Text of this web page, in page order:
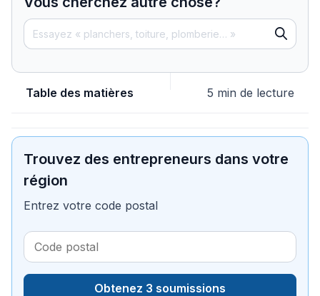
Table des matières 5 min de lecture
Trouvez des entrepreneurs dans votre
région
Entrez votre code postal
Obtenez 3 soumissions